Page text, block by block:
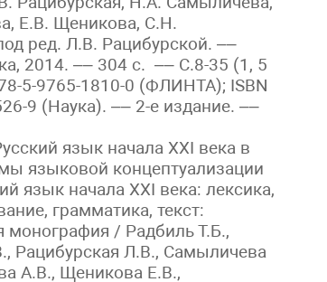
Е.В. Щеникова, С.Н.
ред. Л.В. Рацибурской. ––
2014. –– 304 с. –– С.8-35 (1, 5
5-9765-1810-0 (ФЛИНТА); ISBN
9 (Наука). –– 2-е издание. ––
язык начала XXI века в
языковой концептуализации
язык начала XXI века: лексика,
грамматика, текст:
монография / Радбиль Т.Б.,
Рацибурская Л.В., Самыличева
А.В., Щеникова Е.В.,